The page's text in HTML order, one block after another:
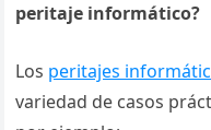
peritaje informático?
Los peritajes
variedad de casos